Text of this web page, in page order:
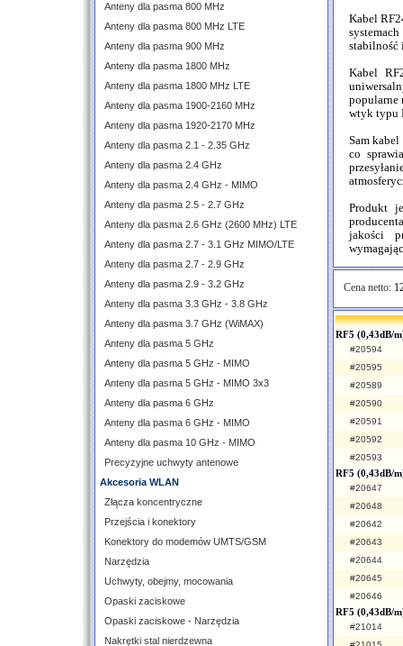
Anteny dla pasma 800 MHz
Anteny dla pasma 800 MHz LTE
Anteny dla pasma 900 MHz
Anteny dla pasma 1800 MHz
Anteny dla pasma 1800 MHz LTE
Anteny dla pasma 1900-2160 MHz
Anteny dla pasma 1920-2170 MHz
Anteny dla pasma 2.1 - 2.35 GHz
Anteny dla pasma 2.4 GHz
Anteny dla pasma 2.4 GHz - MIMO
Anteny dla pasma 2.5 - 2.7 GHz
Anteny dla pasma 2.6 GHz (2600 MHz) LTE
Anteny dla pasma 2.7 - 3.1 GHz MIMO/LTE
Anteny dla pasma 2.7 - 2.9 GHz
Anteny dla pasma 2.9 - 3.2 GHz
Anteny dla pasma 3.3 GHz - 3.8 GHz
Anteny dla pasma 3.7 GHz (WiMAX)
Anteny dla pasma 5 GHz
Anteny dla pasma 5 GHz - MIMO
Anteny dla pasma 5 GHz - MIMO 3x3
Anteny dla pasma 6 GHz
Anteny dla pasma 6 GHz - MIMO
Anteny dla pasma 10 GHz - MIMO
Precyzyjne uchwyty antenowe
Akcesoria WLAN
Złącza koncentryczne
Przejścia i konektory
Konektory do modemów UMTS/GSM
Narzędzia
Uchwyty, obejmy, mocowania
Opaski zaciskowe
Opaski zaciskowe - Narzędzia
Nakrętki stal nierdzewna
Kabel
stabilność
Kabel
popularne
wtyk typu
Sam
co
Produkt
jakości
Cena netto:
RF5 (0,43dB/
#20594
#20595
#20589
#20590
#20591
#20592
#20593
RF5 (0,43dB/
#20647
#20648
#20642
#20643
#20644
#20645
#20646
RF5 (0,43dB/
#21014